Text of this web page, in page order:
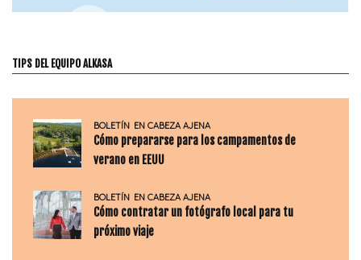
TIPS DEL EQUIPO ALKASA
BOLETÍN EN CABEZA AJENA
Cómo prepararse para los campamentos de
verano en EEUU
BOLETÍN EN CABEZA AJENA
Cómo contratar un fotógrafo local para tu
próximo viaje